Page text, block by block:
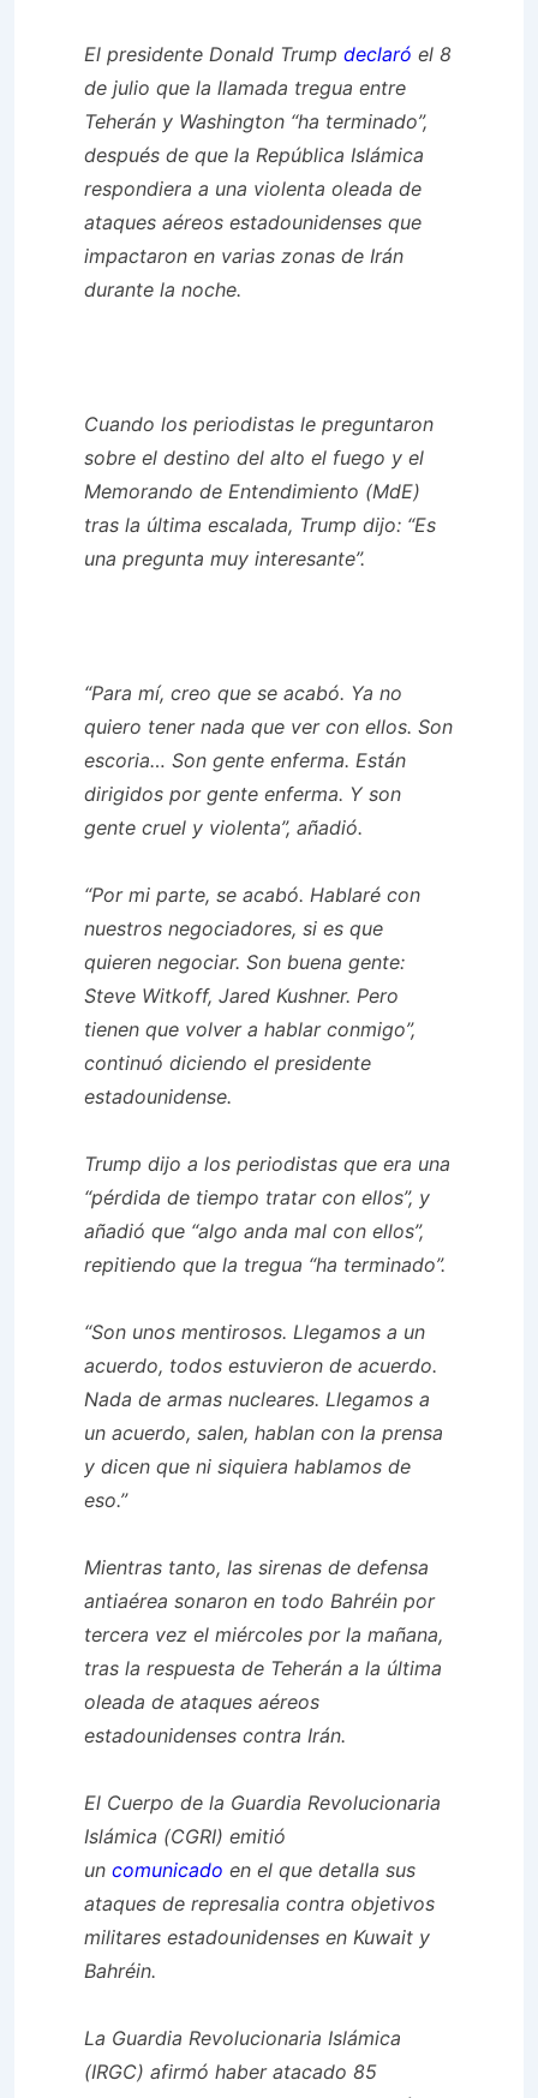
El presidente Donald Trump declaró el 8
de julio que la llamada tregua entre
Teherán y Washington “ha terminado”,
después de que la República Islámica
respondiera a una violenta oleada de
ataques aéreos estadounidenses que
impactaron en varias zonas de Irán
durante la noche.
Cuando los periodistas le preguntaron
sobre el destino del alto el fuego y el
Memorando de Entendimiento (MdE)
tras la última escalada, Trump dijo: “Es
una pregunta muy interesante”.
“Para mí, creo que se acabó. Ya no
quiero tener nada que ver con ellos. Son
escoria… Son gente enferma. Están
dirigidos por gente enferma. Y son
gente cruel y violenta”, añadió.
“Por mi parte, se acabó. Hablaré con
nuestros negociadores, si es que
quieren negociar. Son buena gente:
Steve Witkoff, Jared Kushner. Pero
tienen que volver a hablar conmigo”,
continuó diciendo el presidente
estadounidense.
Trump dijo a los periodistas que era una
“pérdida de tiempo tratar con ellos”, y
añadió que “algo anda mal con ellos”,
repitiendo que la tregua “ha terminado”.
“Son unos mentirosos. Llegamos a un
acuerdo, todos estuvieron de acuerdo.
Nada de armas nucleares. Llegamos a
un acuerdo, salen, hablan con la prensa
y dicen que ni siquiera hablamos de
eso.”
Mientras tanto, las sirenas de defensa
antiaérea sonaron en todo Bahréin por
tercera vez el miércoles por la mañana,
tras la respuesta de Teherán a la última
oleada de ataques aéreos
estadounidenses contra Irán.
El Cuerpo de la Guardia Revolucionaria
Islámica (CGRI) emitió
un comunicado en el que detalla sus
ataques de represalia contra objetivos
militares estadounidenses en Kuwait y
Bahréin.
La Guardia Revolucionaria Islámica
(IRGC) afirmó haber atacado 85